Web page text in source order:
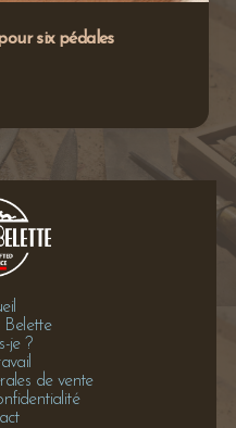
six pédales
Belette
je ?
de vente